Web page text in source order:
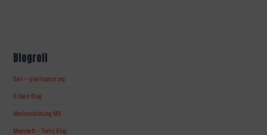
Blogroll
Dan – pixelspace.org
Dilbert Blog
Medienbildung MD
Moosbett – Toms Blog